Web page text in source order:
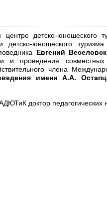
детско-юношеского
детско-юношеского
Евгений
и проведения
члена
имени А.А.
доктор педагогических